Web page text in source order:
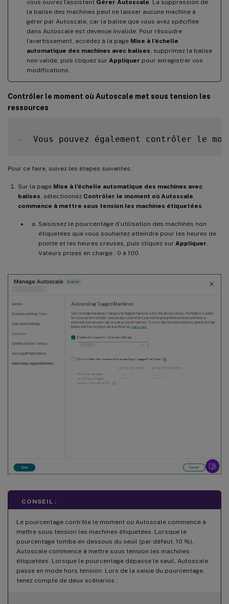
vous ouvrez l’assistant Gérer Autoscale . La suppression de
la balise des machines peut ne laisser aucune machine à
gérer par Autoscale, car la balise que vous avez spécifiée
dans Autoscale est devenue invalide. Pour résoudre
l’avertissement, accédez à la page Mise à l’échelle
automatique des machines avec balises , supprimez la balise
non valide, puis cliquez sur Appliquer pour enregistrer vos
modifications.
Contrôler le moment où Autoscale met sous tension les
ressources
-
Vous pouvez également contrôler le
Pour ce faire, suivez les étapes suivantes :
Sur la page Mise à l’échelle automatique des machines avec
balises , sélectionnez Contrôler le moment où Autoscale
commence à mettre sous tension les machines étiquetées
Saisissez le pourcentage d’utilisation des machines non
étiquetées que vous souhaitez atteindre pour les heures de
pointe et les heures creuses, puis cliquez sur Appliquer
Valeurs prises en charge : 0 à 100.
CONSEIL :
Le pourcentage contrôle le moment où Autoscale commence à
mettre sous tension les machines étiquetées. Lorsque le
pourcentage tombe en dessous du seuil (par défaut, 10 %),
Autoscale commence à mettre sous tension les machines
étiquetées. Lorsque le pourcentage dépasse le seuil, Autoscale
passe en mode hors tension. Lors de la saisie du pourcentage,
tenez compte de deux scénarios :